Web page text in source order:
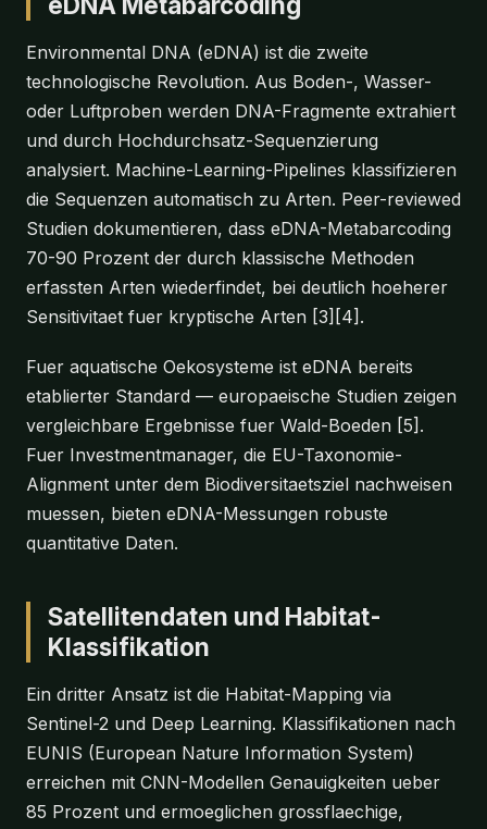
Environmental DNA (eDNA) ist die zweite
technologische Revolution. Aus Boden-, Wasser-
oder Luftproben werden DNA-Fragmente extrahiert
und durch Hochdurchsatz-Sequenzierung
analysiert. Machine-Learning-Pipelines klassifizieren
die Sequenzen automatisch zu Arten. Peer-reviewed
Studien dokumentieren, dass eDNA-Metabarcoding
70-90 Prozent der durch klassische Methoden
erfassten Arten wiederfindet, bei deutlich hoeherer
Sensitivitaet fuer kryptische Arten [3][4].
Fuer aquatische Oekosysteme ist eDNA bereits
etablierter Standard — europaeische Studien zeigen
vergleichbare Ergebnisse fuer Wald-Boeden [5].
Fuer Investmentmanager, die EU-Taxonomie-
Alignment unter dem Biodiversitaetsziel nachweisen
muessen, bieten eDNA-Messungen robuste
quantitative Daten.
Satellitendaten und Habitat-
Klassifikation
Ein dritter Ansatz ist die Habitat-Mapping via
Sentinel-2 und Deep Learning. Klassifikationen nach
EUNIS (European Nature Information System)
erreichen mit CNN-Modellen Genauigkeiten ueber
85 Prozent und ermoeglichen grossflaechige,